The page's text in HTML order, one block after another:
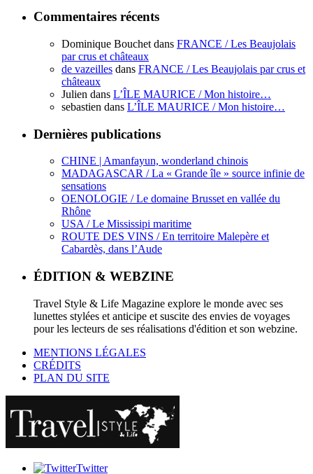
Commentaires récents
Dominique Bouchet dans FRANCE / Les Beaujolais
par crus et châteaux
de vazeilles dans FRANCE / Les Beaujolais par crus et
châteaux
Julien dans L’ÎLE MAURICE / Mon histoire…
sebastien dans L’ÎLE MAURICE / Mon histoire…
Dernières publications
CHINE | Amanfayun, wonderland chinois
MADAGASCAR / La « Grande île » source infinie de
sensations
OENOLOGIE / Le domaine Brusset en vallée du
Rhône
USA / Le Mississipi maritime
ROUTE DES VINS / En territoire Malepère et
Cabardès, dans l’Aude
ÉDITION & WEBZINE
Travel Style & Life Magazine explore le monde avec ses
lunettes stylées et anticipe et suscite des envies de voyages
pour les lecteurs de ses réalisations d'édition et son webzine.
MENTIONS LÉGALES
CRÉDITS
PLAN DU SITE
Twitter